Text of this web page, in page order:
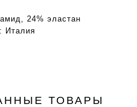
24% эластан
Италия
ТОВАРЫ